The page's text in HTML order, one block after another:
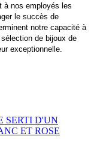
à nos employés les
le succès de
notre capacité à
de bijoux de
exceptionnelle.
SERTI D'UN
ET ROSE